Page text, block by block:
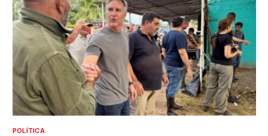
POLÍTICA